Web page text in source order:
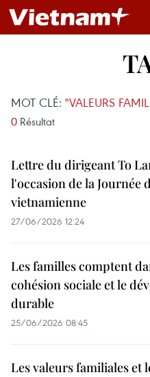
MOT CLÉ: "VALEURS
0 Résultat
Lettre du dirigeant To
l'occasion de la Journée
vietnamienne
27/06/2026 12:24
Les familles comptent
cohésion sociale et le
durable
25/06/2026 08:45
Les valeurs familiales et